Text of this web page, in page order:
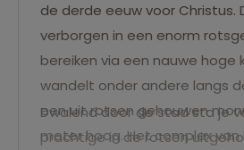
de derde eeuw voor Christus.
verborgen in een enorm
bereiken via een nauwe hoge
wandelt onder andere langs
een uit rotsen gehouwen
meter hoog. Het complex van
Dwalend door de stad sta je
prachtige in de rotsen